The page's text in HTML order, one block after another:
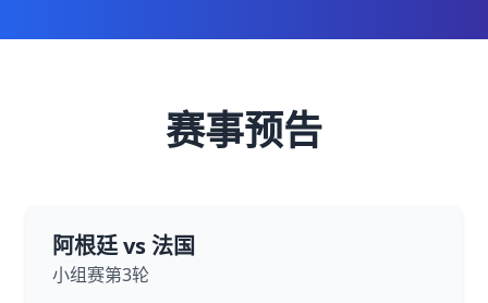
赛事预告
阿根廷 vs 法国
小组赛第3轮